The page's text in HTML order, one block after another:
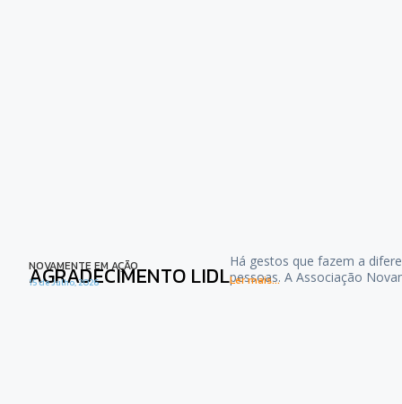
NOVAMENTE EM AÇÃO
AGRADECIMENTO LIDL
15 de Julho, 2026
Há gestos que fazem a
pessoas. A Associação
Ler mais...